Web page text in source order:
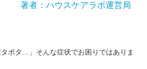
著者：ハウスケアラボ運営局
タポタ…」そんな症状でお困りではありま